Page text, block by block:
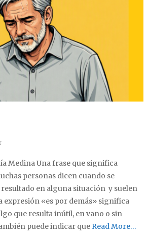
Medina Una frase que significa
personas dicen cuando se
en alguna situación y suelen
expresión «es por demás» significa
que resulta inútil, en vano o sin
puede indicar queRead More…